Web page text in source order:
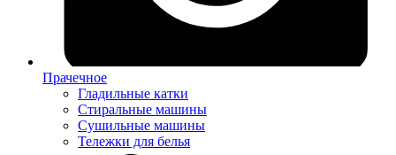
Прачечное
Гладильные катки
Стиральные машины
Сушильные машины
Тележки для белья